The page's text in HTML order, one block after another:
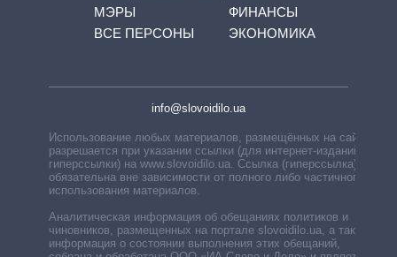
МЭРЫ
ВСЕ ПЕРСОНЫ
ФИНАНСЫ
ЭКОНОМИКА
info@slovoidilo.ua
Использование любых материалов, размещённых на сайте,
разрешается при указании ссылки (для интернет-изданий —
гиперссылки) на www.slovoidilo.ua. Ссылка (гиперссылка)
обязательна вне зависимости от полного либо частичного
использования материалов.
Аналитическая информация об обещаниях политиков и
чиновников, размещенных на портале slovoidilo.ua, а также
информация о состоянии выполнения этих обещаний,